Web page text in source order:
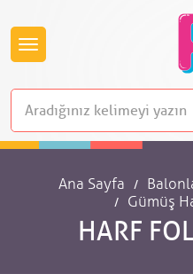
Ana Sayfa
Gümüş
HARF